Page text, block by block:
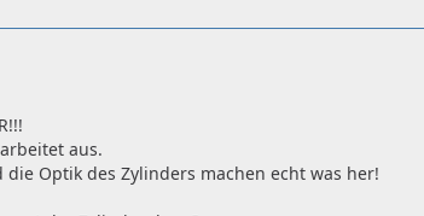
aus.
Optik des Zylinders machen echt was her!